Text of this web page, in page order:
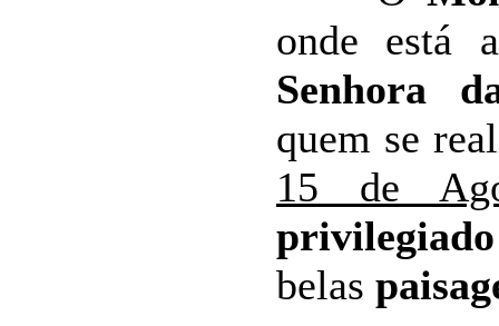
onde está
Senhora
quem se
15 de
privilegiado
belas